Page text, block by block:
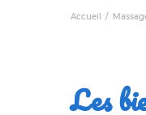
Accueil
Les